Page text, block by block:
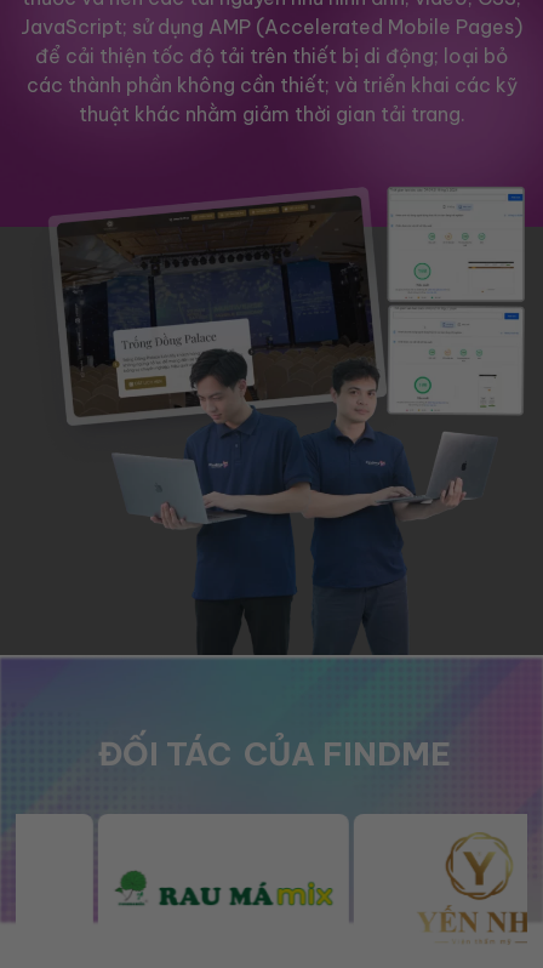
JavaScript; sử dụng AMP (Accelerated Mobile Pages)
để cải thiện tốc độ tải trên thiết bị di động; loại bỏ
các thành phần không cần thiết; và triển khai các kỹ
thuật khác nhằm giảm thời gian tải trang.
ĐỐI TÁC CỦA FINDME